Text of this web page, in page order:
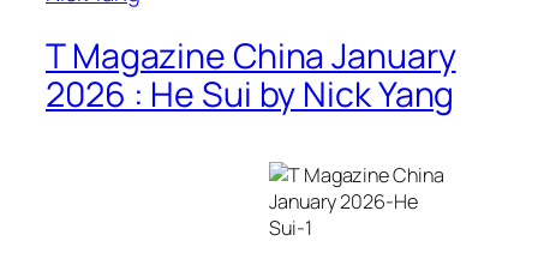
T Magazine China January
2026 : He Sui by Nick Yang